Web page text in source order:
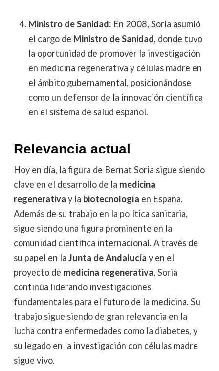
Ministro de Sanidad: En 2008, Soria asumió
el cargo de Ministro de Sanidad, donde tuvo
la oportunidad de promover la investigación
en medicina regenerativa y células madre en
el ámbito gubernamental, posicionándose
como un defensor de la innovación científica
en el sistema de salud español.
Relevancia actual
Hoy en día, la figura de Bernat Soria sigue siendo
clave en el desarrollo de la medicina
regenerativa y la biotecnología en España.
Además de su trabajo en la política sanitaria,
sigue siendo una figura prominente en la
comunidad científica internacional. A través de
su papel en la Junta de Andalucía y en el
proyecto de medicina regenerativa, Soria
continúa liderando investigaciones
fundamentales para el futuro de la medicina. Su
trabajo sigue siendo de gran relevancia en la
lucha contra enfermedades como la diabetes, y
su legado en la investigación con células madre
sigue vivo.